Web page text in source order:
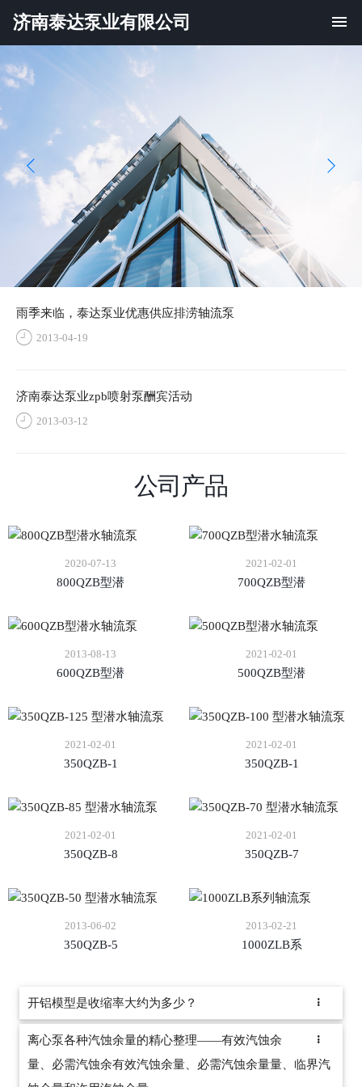
济南泰达泵业有限公司
雨季来临，泰达泵业优惠供应排涝轴流泵
2013-04-19
济南泰达泵业zpb喷射泵酬宾活动
2013-03-12
公司产品
2020-07-13
800QZB型潜
2021-02-01
700QZB型潜
2013-08-13
600QZB型潜
2021-02-01
500QZB型潜
2021-02-01
350QZB-1
2021-02-01
350QZB-1
2021-02-01
350QZB-8
2021-02-01
350QZB-7
2013-06-02
350QZB-5
2013-02-21
1000ZLB系
开铝模型是收缩率大约为多少？
离心泵各种汽蚀余量的精心整理——有效汽蚀余
量、必需汽蚀余有效汽蚀余量、必需汽蚀余量量、临界汽